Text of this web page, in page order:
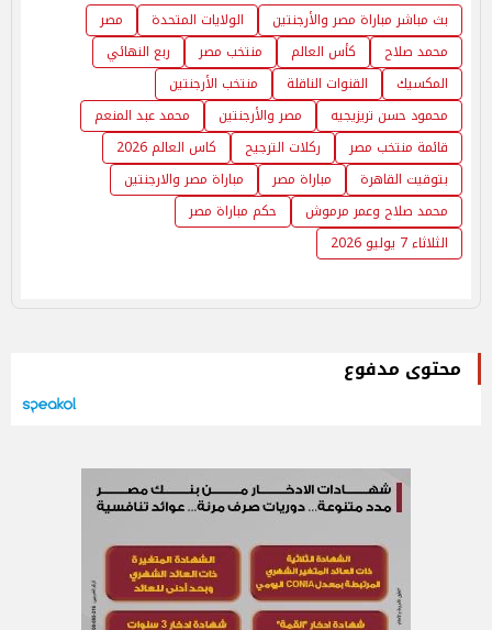
بث مباشر مباراة مصر والأرجنتين الولايات المتحدة
مصر
محمد صلاح
كأس العالم منتخب مصر
ربع النهائي
المكسيك
القنوات الناقلة
منتخب الأرجنتين
محمود حسن تريزيجيه
مصر والأرجنتين
محمد عبد المنعم
قائمة منتخب مصر
ركلات الترجيح
كاس العالم 2026
بتوقيت القاهرة
مباراة مصر
مباراة مصر والارجنتين
محمد صلاح وعمر مرموش
حكم مباراة مصر
الثلاثاء 7 يوليو 2026
محتوى مدفوع